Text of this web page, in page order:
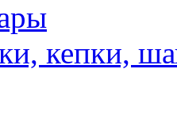
кепки,